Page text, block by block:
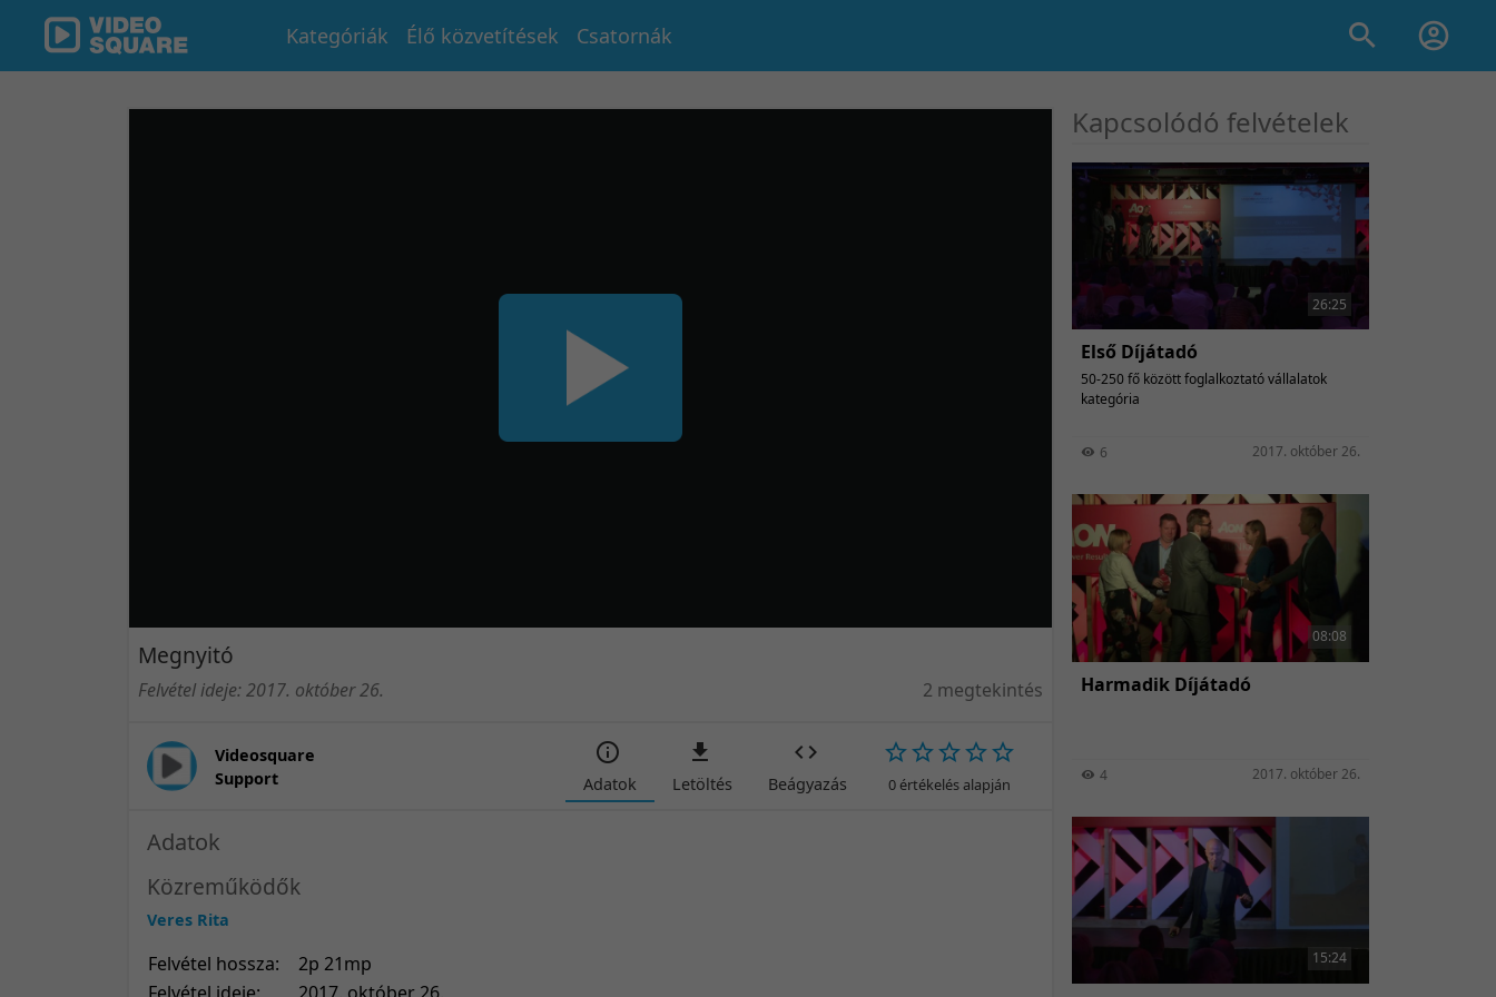
Kategóriák Élő közvetítések Csatornák
Megnyitó
Felvétel ideje: 2017. október 26. 2 megtekintés
Videosquare
Support
Adatok Letöltés Beágyazás 0 értékelés alapján
Adatok
Közreműködők
Veres Rita
Felvétel hossza:
2p 21mp
Kapcsolódó felvételek
26:25
Első Díjátadó
50-250 fő között foglalkoztató vállalatok
kategória
6 2017. október 26.
08:08
Harmadik Díjátadó
4 2017. október 26.
15:24